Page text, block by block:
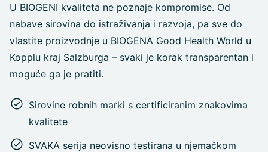
U BIOGENI kvaliteta ne poznaje kompromise. Od
nabave sirovina do istraživanja i razvoja, pa sve do
vlastite proizvodnje u BIOGENA Good Health World u
Kopplu kraj Salzburga – svaki je korak transparentan i
moguće ga je pratiti.
Sirovine robnih marki s certificiranim znakovima
kvalitete
SVAKA serija neovisno testirana u njemačkom